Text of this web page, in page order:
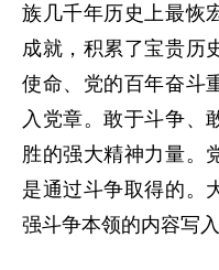
族几千年历史上最恢
成就，积累了宝贵历
使命、党的百年奋斗
入党章。敢于斗争、
胜的强大精神力量。
是通过斗争取得的。
强斗争本领的内容写入